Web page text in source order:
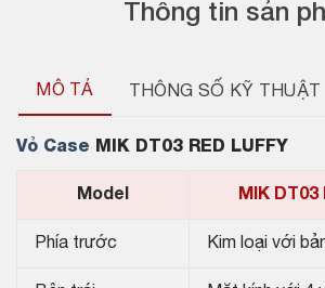
Thông tin sản
MÔ TẢ THÔNG SỐ KỸ THUẬT
Vỏ Case MIK DT03 RED LUFFY
Model MIK DT03
Phía trước Kim loại với